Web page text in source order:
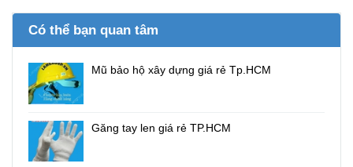
Có thể bạn quan tâm
Mũ bảo hộ xây dựng giá rẻ Tp.HCM
Găng tay len giá rẻ TP.HCM